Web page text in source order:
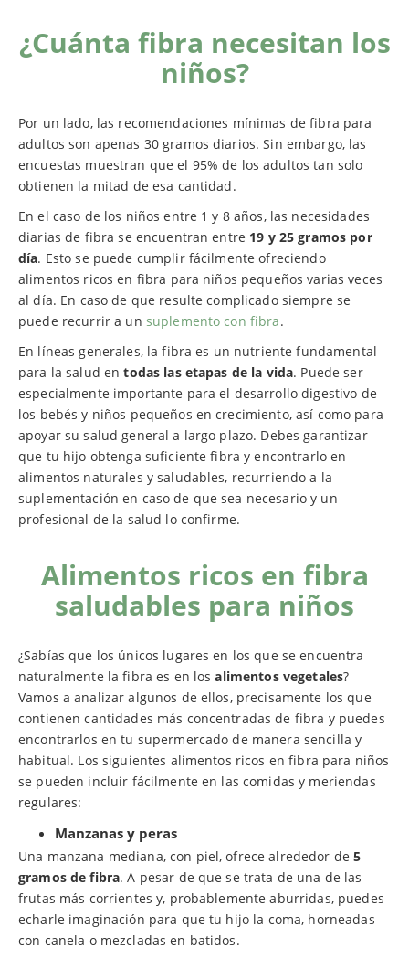
¿Cuánta fibra necesitan los
niños?
Por un lado, las recomendaciones mínimas de fibra para
adultos son apenas 30 gramos diarios. Sin embargo, las
encuestas muestran que el 95% de los adultos tan solo
obtienen la mitad de esa cantidad.
En el caso de los niños entre 1 y 8 años, las necesidades
diarias de fibra se encuentran entre 19 y 25 gramos por
día. Esto se puede cumplir fácilmente ofreciendo
alimentos ricos en fibra para niños pequeños varias veces
al día. En caso de que resulte complicado siempre se
puede recurrir a un suplemento con fibra.
En líneas generales, la fibra es un nutriente fundamental
para la salud entodas las etapas de la vida. Puede ser
especialmente importante para el desarrollo digestivo de
los bebés y niños pequeños en crecimiento, así como para
apoyar su salud general a largo plazo. Debes garantizar
que tu hijo obtenga suficiente fibra y encontrarlo en
alimentos naturales y saludables, recurriendo a la
suplementación en caso de que sea necesario y un
profesional de la salud lo confirme.
Alimentos ricos en fibra
saludables para niños
¿Sabías que los únicos lugares en los que se encuentra
naturalmente la fibra es en losalimentos vegetales?
Vamos a analizar algunos de ellos, precisamente los que
contienen cantidades más concentradas de fibra y puedes
encontrarlos en tu supermercado de manera sencilla y
habitual. Los siguientes alimentos ricos en fibra para niños
se pueden incluir fácilmente en las comidas y meriendas
regulares:
Manzanas y peras
Una manzana mediana, con piel, ofrece alrededor de5
gramos de fibra. A pesar de que se trata de una de las
frutas más corrientes y, probablemente aburridas, puedes
echarle imaginación para que tu hijo la coma, horneadas
con canela o mezcladas en batidos.